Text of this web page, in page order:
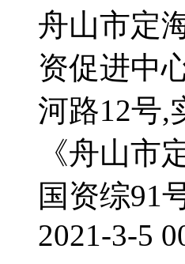
舟山市定
资促进中
河路12号,
《舟山市
国资综91
2021-3-5